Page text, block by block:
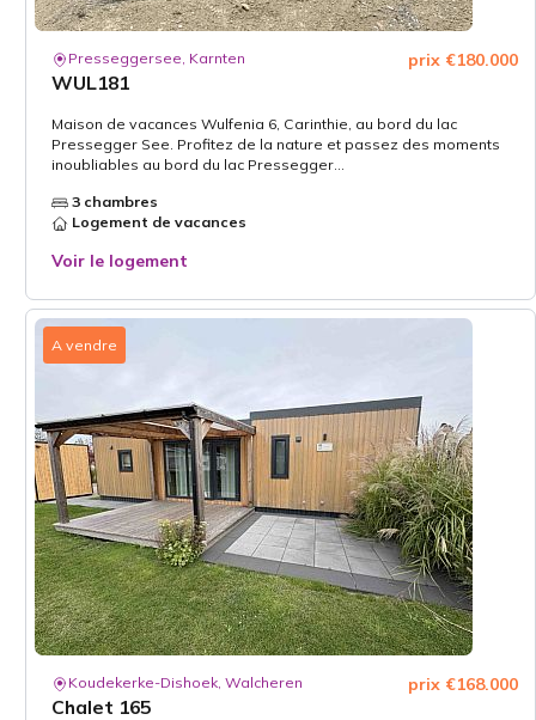
Presseggersee, Karnten
WUL181
prix €180.000
Maison de vacances Wulfenia 6, Carinthie, au bord du lac
Pressegger See. Profitez de la nature et passez des moments
inoubliables au bord du lac Pressegger...
3 chambres
Logement de vacances
Voir le logement
A vendre
Koudekerke-Dishoek, Walcheren
Chalet 165
prix €168.000